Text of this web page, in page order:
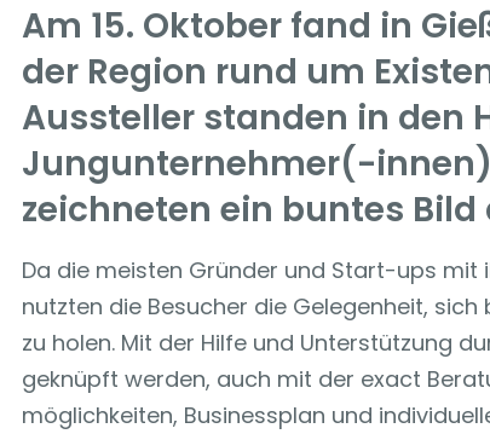
Am 15. Oktober fand in
der Region rund um
Aussteller standen in den
Jungunternehmer(-
zeichneten ein buntes Bild
Da die meisten Gründer und Start-ups mit
nutzten die Besucher die Gelegenheit,
zu holen. Mit der Hilfe und Unterstützung
geknüpft werden, auch mit der exact
möglichkeiten, Businessplan und